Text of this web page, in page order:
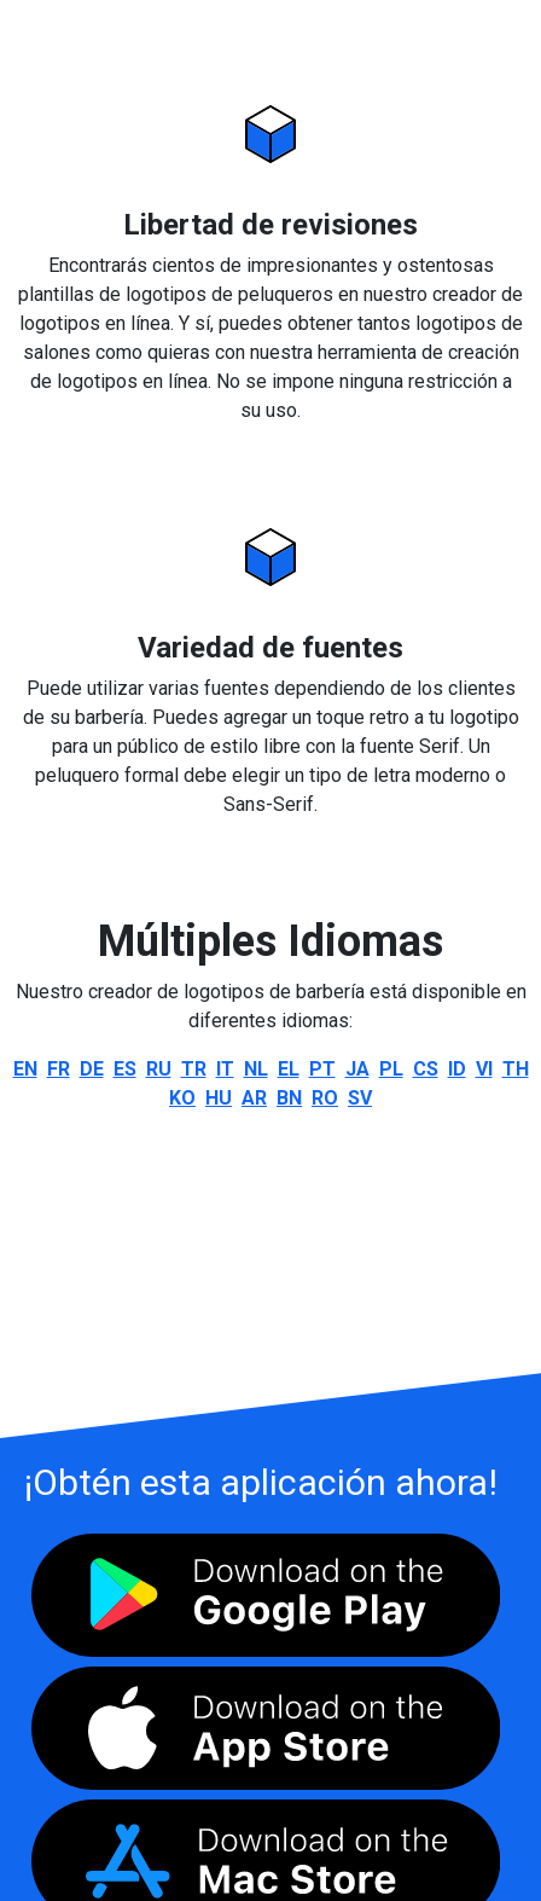
Libertad de revisiones
Encontrarás cientos de impresionantes y ostentosas
plantillas de logotipos de peluqueros en nuestro creador de
logotipos en línea. Y sí, puedes obtener tantos logotipos de
salones como quieras con nuestra herramienta de creación
de logotipos en línea. No se impone ninguna restricción a
su uso.
Variedad de fuentes
Puede utilizar varias fuentes dependiendo de los clientes
de su barbería. Puedes agregar un toque retro a tu logotipo
para un público de estilo libre con la fuente Serif. Un
peluquero formal debe elegir un tipo de letra moderno o
Sans-Serif.
Múltiples Idiomas
Nuestro creador de logotipos de barbería está disponible en
diferentes idiomas:
EN FR DE ES RU TR IT NL EL PT JA PL CS ID VI TH
KO HU AR BN RO SV
¡Obtén esta aplicación ahora!